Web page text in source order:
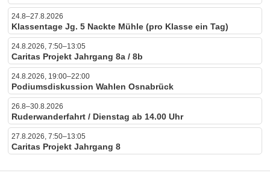
24.8–27.8.2026
Klassentage Jg. 5 Nackte Mühle (pro Klasse ein Tag)
24.8.2026, 7:50–13:05
Caritas Projekt Jahrgang 8a / 8b
24.8.2026, 19:00–22:00
Podiumsdiskussion Wahlen Osnabrück
26.8–30.8.2026
Ruderwanderfahrt / Dienstag ab 14.00 Uhr
27.8.2026, 7:50–13:05
Caritas Projekt Jahrgang 8